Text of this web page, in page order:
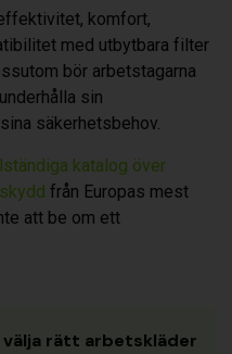
komfort,
med utbytbara filter
bör arbetstagarna
sin
säkerhetsbehov.
katalog över
från Europas mest
att be om ett
rätt arbetskläder